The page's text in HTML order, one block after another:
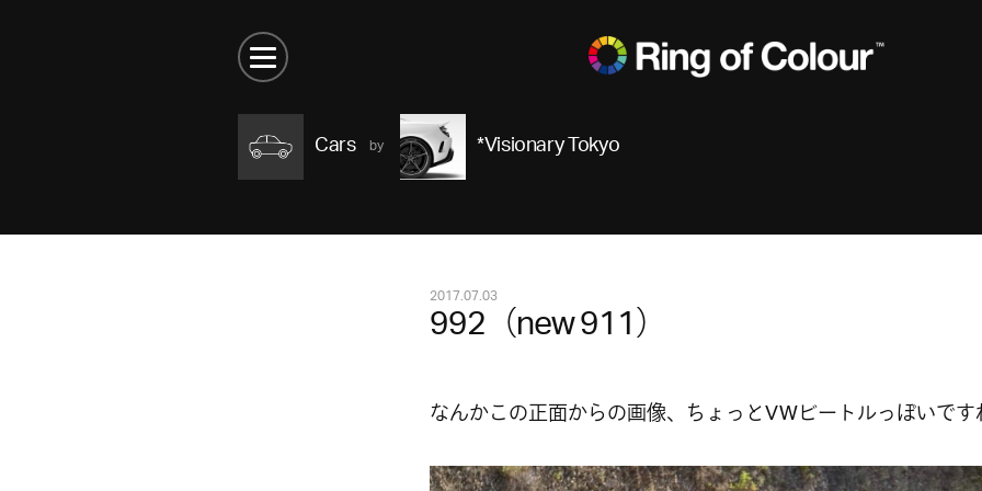
Cars *Visionary Tokyo
2017.07.03
992（new 911）
なんかこの正面からの画像、ちょっとVWビートルっぽいで